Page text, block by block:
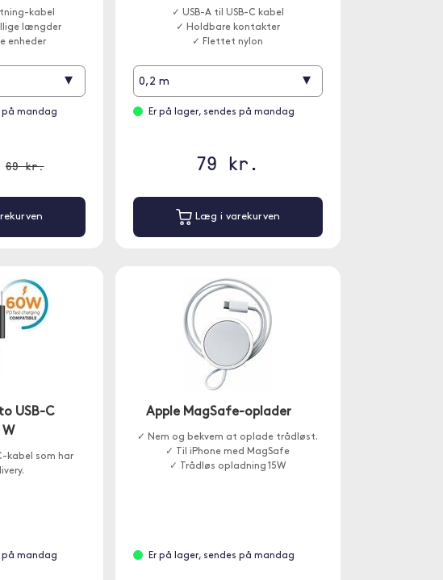
kabel
længder
enheder
▾
på mandag
69 kr.
✓ USB-A til USB-C kabel
✓ Holdbare kontakter
✓ Flettet nylon
0,2 m ▾
Er på lager, sendes på mandag
79 kr.
Læg i varekurven
USB-C
W
kabel som har
på mandag
Apple MagSafe-oplader
✓ Nem og bekvem at oplade trådløst.
✓ Til iPhone med MagSafe
✓ Trådløs opladning 15W
Er på lager, sendes på mandag